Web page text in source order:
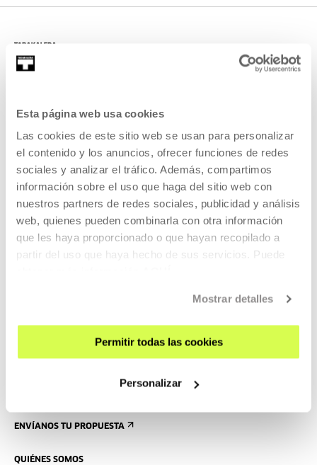
Esta página web usa cookies
Las cookies de este sitio web se usan para personalizar
el contenido y los anuncios, ofrecer funciones de redes
sociales y analizar el tráfico. Además, compartimos
información sobre el uso que haga del sitio web con
nuestros partners de redes sociales, publicidad y análisis
web, quienes pueden combinarla con otra información
que les haya proporcionado o que hayan recopilado a
partir del uso que haya hecho de sus servicios. Puede
Mostrar detalles
Permitir todas las cookies
Personalizar
REGÍSTRATE AL BOLETÍN
CONTACTO Y HORARIOS
CÓMO LLEGAR
NORMAS
ENVÍANOS TU PROPUESTA
QUIÉNES SOMOS